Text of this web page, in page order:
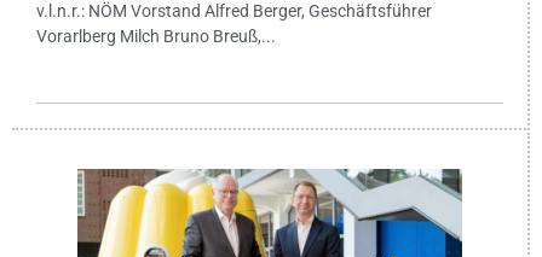
v.l.n.r.: NÖM Vorstand Alfred Berger, Geschäftsführer
Vorarlberg Milch Bruno Breuß,...